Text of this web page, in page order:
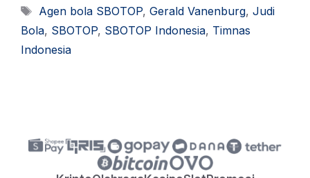
Tag
Agen bola SBOTOP, Gerald Vanenburg, Judi
Bola, SBOTOP, SBOTOP Indonesia, Timnas
Indonesia